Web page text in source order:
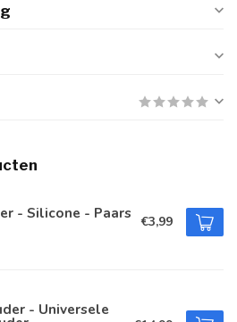
- Silicone - Paars €3,99
- Universele